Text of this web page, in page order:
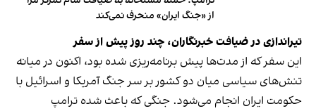
از «جنگ ایران» منحرف نمی‌کند
تیراندازی در ضیافت خبرنگاران، چند روز پیش از سفر
این سفر که از مدت‌ها پیش برنامه‌ریزی شده بود، اکنون در میانه
تنش‌های سیاسی میان دو کشور بر سر جنگ آمریکا و اسرائیل با
حکومت ایران انجام می‌شود. جنگی که باعث شده ترامپ